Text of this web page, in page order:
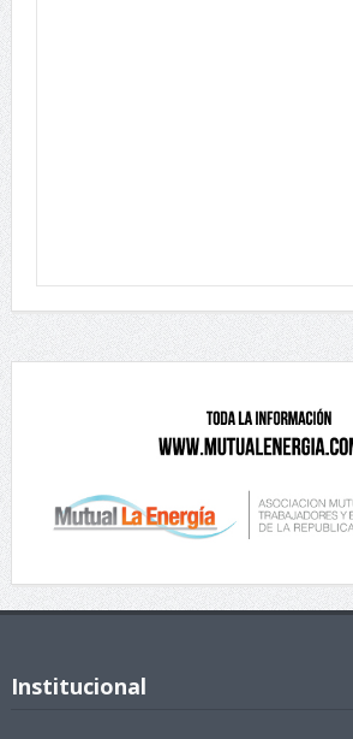
Institucional